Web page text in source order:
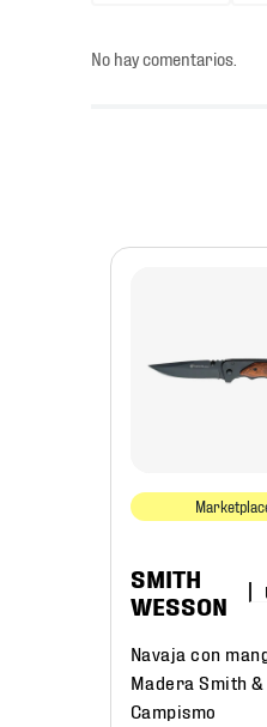
No hay comentarios.
SMITH
WESSON
Navaja con
Madera Smith &
Campismo